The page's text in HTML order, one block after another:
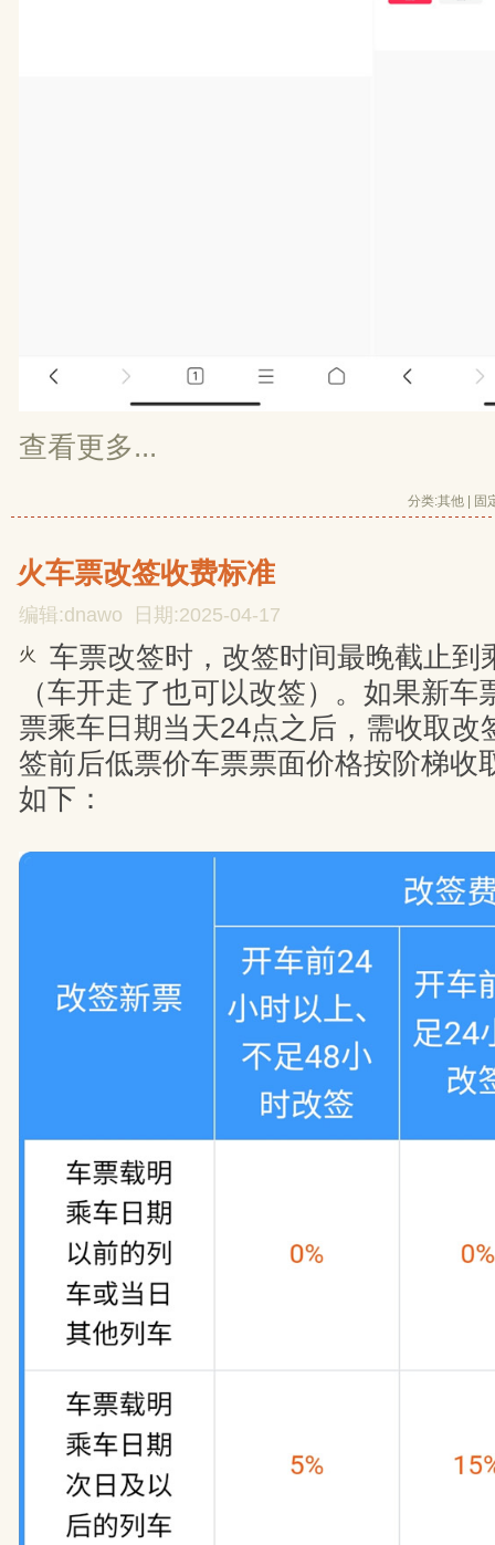
查看更多...
分类:其他 固
火车票改签收费标准
编辑:dnawo 日期:2025-04-17
火
车票改签时，改签时间最晚截止到
（车开走了也可以改签）。如果新车
票乘车日期当天24点之后，需收取改
签前后低票价车票票面价格按阶梯收
如下：